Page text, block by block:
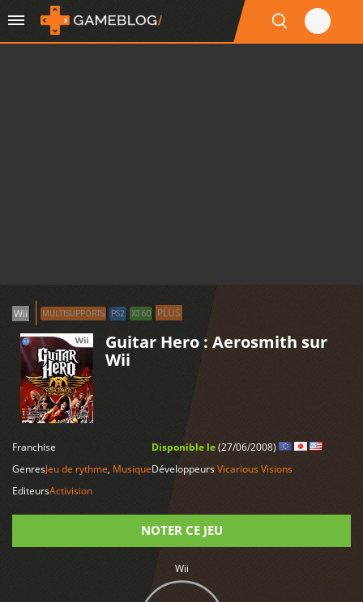
Wii MULTISUPPORTS PS2 X360 PLUS
Guitar Hero : Aerosmith sur
Wii
LIRE PLUS
Franchise
GenresJeu de rythme, Musique
EditeursActivision
Disponible le(27/06/2008)
DéveloppeursVicarious Visions
NOTER CE JEU
Wii